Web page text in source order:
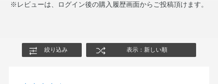
※レビューは、ログイン後の購入履歴画面からご投稿頂けます。
絞り込み 表示：新しい順